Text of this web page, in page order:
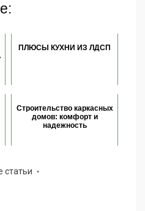
ПЛЮСЫ КУХНИ ИЗ ЛДСП
Строительство каркасных
домов: комфорт и
надежность
статьи